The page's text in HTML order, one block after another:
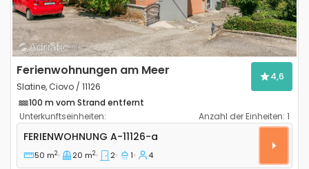
Ferienwohnungen am Meer
Slatine, Ciovo / 11126
4,6
100 m vom Strand entfernt
Unterkunftseinheiten:
Anzahl der Einheiten: 1
2-Zimmer-Ferienwohnung Slatine, Ciovo A-11126-a
FERIENWOHNUNG A-11126-a
50 m2 20 m2 2 1 4